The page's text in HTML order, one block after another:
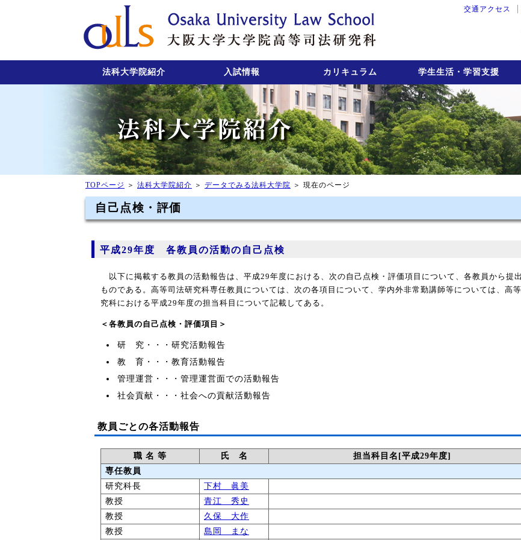
大阪大
交通アクセス
法科大学院紹介 入試情報 カリキュラム 学生生活・学習支援
TOPページ ＞ 法科大学院紹介 ＞ データでみる法科大学院 ＞ 現在のページ
自己点検・評価
平成29年度 各教員の活動の自己点検
以下に掲載する教員の活動報告は、平成29年度における、次の自己点検・評価項目について、各教員から提
ものである。高等司法研究科専任教員については、次の各項目について、学内外非常勤講師等については、高
究科における平成29年度の担当科目について記載してある。
＜各教員の自己点検・評価項目＞
研 究・・・研究活動報告
教 育・・・教育活動報告
管理運営・・・管理運営面での活動報告
社会貢献・・・社会への貢献活動報告
教員ごとの各活動報告
職 名 等 氏 名
担当科目名[平成29年度]
専任教員
研究科長
下村 眞美
教授
青江 秀史
教授
久保 大作
教授
島岡 まな